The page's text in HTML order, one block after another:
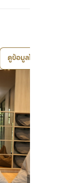
ดูข้อมูลโครงการ